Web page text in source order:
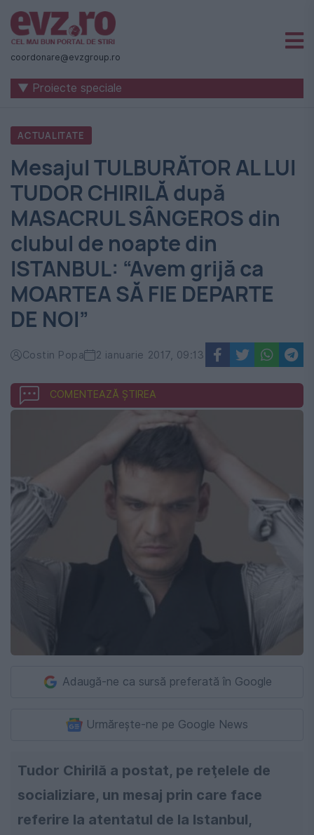
Știri
naționale
internaționale
România
-
Evenimentul
Zilei
coordonare@evzgroup.ro
▼ Proiecte speciale
ACTUALITATE
Mesajul TULBURĂTOR AL LUI
TUDOR CHIRILĂ după
MASACRUL SÂNGEROS din
clubul de noapte din
ISTANBUL: “Avem grijă ca
MOARTEA SĂ FIE DEPARTE
DE NOI”
Costin Popa 2 ianuarie 2017, 09:13
COMENTEAZĂ ȘTIREA
Adaugă-ne ca sursă preferată în Google
Urmărește-ne pe Google News
Tudor Chirilă a postat, pe reţelele de
socializiare, un mesaj prin care face
referire la atentatul de la Istanbul,